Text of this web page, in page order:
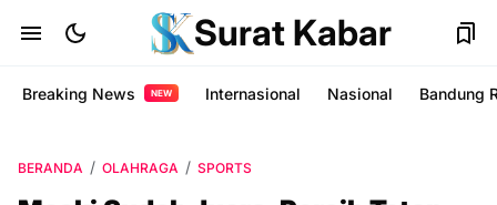
Surat Kabar
Breaking News NEW Internasional Nasional Bandung
BERANDA OLAHRAGA SPORTS